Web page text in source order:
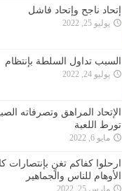
إتحاد ناجح وإتحاد فاشل
يوليو 25, 2022
السبب تداول السلطة بإنتظام
يوليو 24, 2022
الإتحاد المراهق وتصرفاته
تورط اللعبة
مايو 6, 2022
ارحلوا كفاكم تغنٍ بإنتصارات
الأوهام للناس والجماهير
مارس 25, 2022